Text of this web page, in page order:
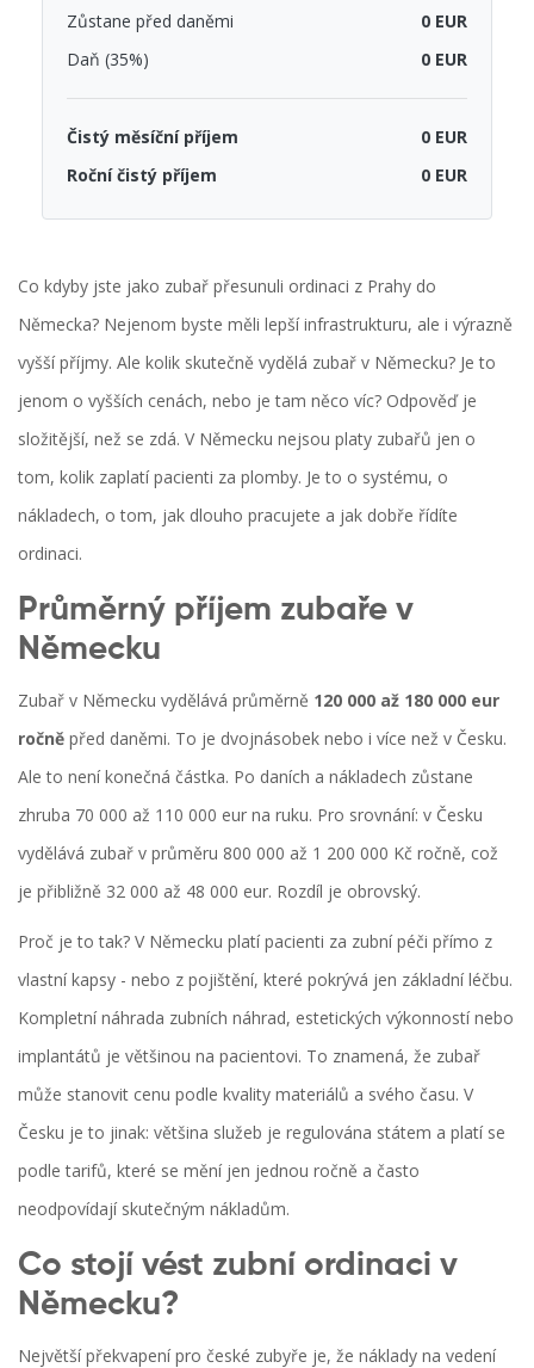
Zůstane před daněmi
0 EUR
Daň (35%)
0 EUR
Čistý měsíční příjem
0 EUR
Roční čistý příjem
0 EUR
Co kdyby jste jako zubař přesunuli ordinaci z Prahy do
Německa? Nejenom byste měli lepší infrastrukturu, ale i výrazně
vyšší příjmy. Ale kolik skutečně vydělá zubař v Německu? Je to
jenom o vyšších cenách, nebo je tam něco víc? Odpověď je
složitější, než se zdá. V Německu nejsou platy zubařů jen o
tom, kolik zaplatí pacienti za plomby. Je to o systému, o
nákladech, o tom, jak dlouho pracujete a jak dobře řídíte
ordinaci.
Průměrný příjem zubaře v
Německu
Zubař v Německu vydělává průměrně 120 000 až 180 000 eur
ročně před daněmi. To je dvojnásobek nebo i více než v Česku.
Ale to není konečná částka. Po daních a nákladech zůstane
zhruba 70 000 až 110 000 eur na ruku. Pro srovnání: v Česku
vydělává zubař v průměru 800 000 až 1 200 000 Kč ročně, což
je přibližně 32 000 až 48 000 eur. Rozdíl je obrovský.
Proč je to tak? V Německu platí pacienti za zubní péči přímo z
vlastní kapsy - nebo z pojištění, které pokrývá jen základní léčbu.
Kompletní náhrada zubních náhrad, estetických výkonností nebo
implantátů je většinou na pacientovi. To znamená, že zubař
může stanovit cenu podle kvality materiálů a svého času. V
Česku je to jinak: většina služeb je regulována státem a platí se
podle tarifů, které se mění jen jednou ročně a často
neodpovídají skutečným nákladům.
Co stojí vést zubní ordinaci v
Německu?
Největší překvapení pro české zubyře je, že náklady na vedení